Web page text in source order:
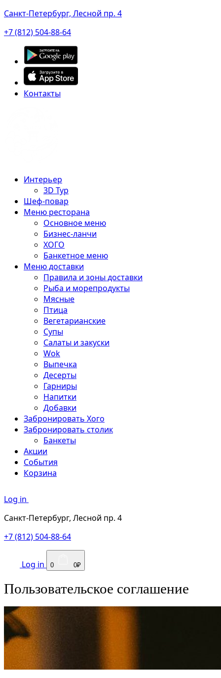
Санкт-Петербург, Лесной пр. 4
+7 (812) 504-88-64
Контакты
Интерьер
3D Тур
Шеф-повар
Меню ресторана
Основное меню
Бизнес-ланчи
ХОГО
Банкетное меню
Меню доставки
Правила и зоны доставки
Рыба и морепродукты
Мясные
Птица
Вегетарианские
Супы
Салаты и закуски
Wok
Выпечка
Десерты
Гарниры
Напитки
Добавки
Забронировать Хого
Забронировать столик
Банкеты
Акции
События
Корзина
Log in
Санкт-Петербург, Лесной пр. 4
+7 (812) 504-88-64
Log in 0 0₽
Пользовательское соглашение